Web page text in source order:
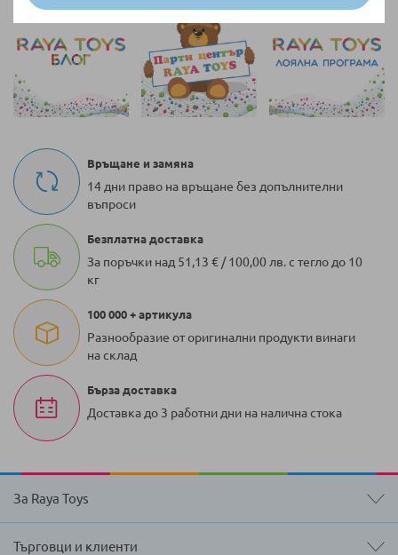
Връщане и замяна
14 дни право на връщане без допълнителни
въпроси
Безплатна доставка
За поръчки над 51,13 € / 100,00 лв. с тегло до 10
кг
100 000 + артикула
Разнообразие от оригинални продукти винаги
на склад
Бърза доставка
Доставка до 3 работни дни на налична стока
За Raya Toys
Търговци и клиенти